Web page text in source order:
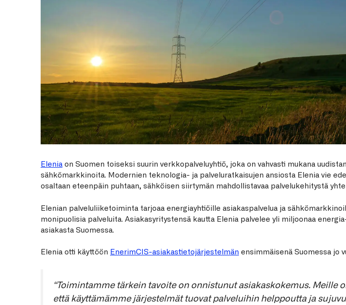
Elenia on Suomen toiseksi suurin verkkopalveluyhtiö, joka on vahvasti mukana
sähkömarkkinoita. Modernien teknologia- ja palveluratkaisujen ansiosta Elenia vie
osaltaan eteenpäin puhtaan, sähköisen siirtymän mahdollistavaa palvelukehitystä
Elenian palveluliiketoiminta tarjoaa energiayhtiöille asiakaspalvelua ja
monipuolisia palveluita. Asiakasyritystensä kautta Elenia palvelee yli miljoonaa
asiakasta Suomessa.
Elenia otti käyttöön EnerimCIS-asiakastietojärjestelmän ensimmäisenä Suomessa jo
“Toimintamme tärkein tavoite on onnistunut asiakaskokemus. Meille
että käyttämämme järjestelmät tuovat palveluihin helppoutta ja